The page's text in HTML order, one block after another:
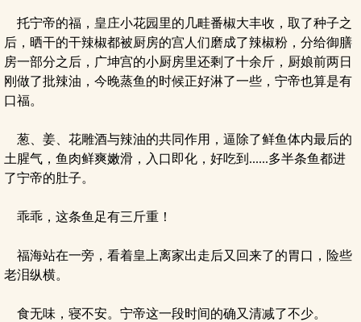
托宁帝的福，皇庄小花园里的几畦番椒大丰收，取了种子之
后，晒干的干辣椒都被厨房的宫人们磨成了辣椒粉，分给御膳
房一部分之后，广坤宫的小厨房里还剩了十余斤，厨娘前两日
刚做了批辣油，今晚蒸鱼的时候正好淋了一些，宁帝也算是有
口福。
葱、姜、花雕酒与辣油的共同作用，逼除了鲜鱼体内最后的
土腥气，鱼肉鲜爽嫩滑，入口即化，好吃到......多半条鱼都进
了宁帝的肚子。
乖乖，这条鱼足有三斤重！
福海站在一旁，看着皇上离家出走后又回来了的胃口，险些
老泪纵横。
食无味，寝不安。宁帝这一段时间的确又清减了不少。